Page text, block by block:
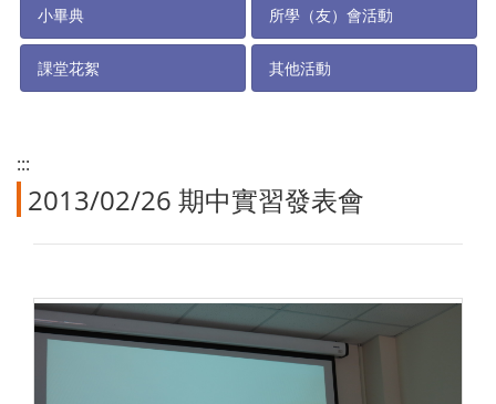
小畢典 所學（友）會活動
課堂花絮 其他活動
:::
2013/02/26 期中實習發表會